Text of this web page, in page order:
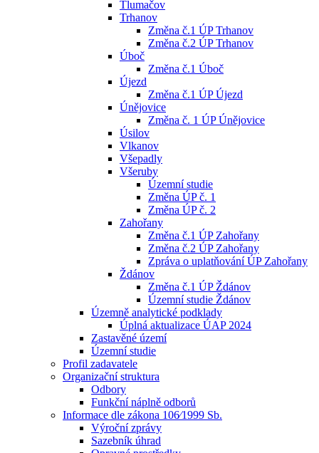
Tlumačov
Trhanov
Změna č.1 ÚP Trhanov
Změna č.2 ÚP Trhanov
Úboč
Změna č.1 Úboč
Újezd
Změna č.1 ÚP Újezd
Únějovice
Změna č. 1 ÚP Únějovice
Úsilov
Vlkanov
Všepadly
Všeruby
Územní studie
Změna ÚP č. 1
Změna ÚP č. 2
Zahořany
Změna č.1 ÚP Zahořany
Změna č.2 ÚP Zahořany
Zpráva o uplatňování ÚP Zahořany
Ždánov
Změna č.1 ÚP Ždánov
Územní studie Ždánov
Územně analytické podklady
Úplná aktualizace ÚAP 2024
Zastavěné území
Územní studie
Profil zadavatele
Organizační struktura
Odbory
Funkční náplně odborů
Informace dle zákona 106⁄1999 Sb.
Výroční zprávy
Sazebník úhrad